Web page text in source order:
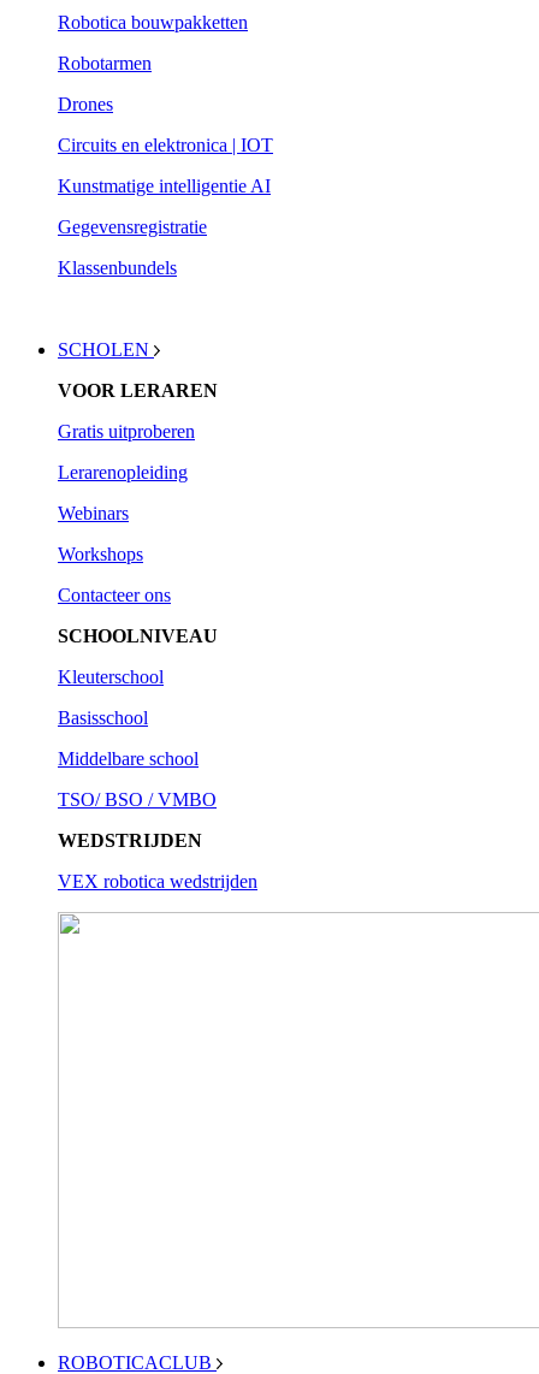
Robotica bouwpakketten
Robotarmen
Drones
Circuits en elektronica | IOT
Kunstmatige intelligentie AI
Gegevensregistratie
Klassenbundels
SCHOLEN
VOOR LERAREN
Gratis uitproberen
Lerarenopleiding
Webinars
Workshops
Contacteer ons
SCHOOLNIVEAU
Kleuterschool
Basisschool
Middelbare school
TSO/ BSO / VMBO
WEDSTRIJDEN
VEX robotica wedstrijden
ROBOTICACLUB